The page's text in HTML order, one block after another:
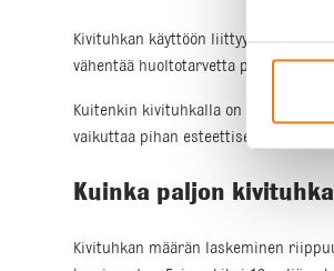
Kivituhkan käyttöön liittyy useita
vähentää huoltotarvetta pitkällä
Kuitenkin kivituhkalla on myös
vaikuttaa pihan esteettiseen
Kuinka paljon
Kivituhkan määrän laskeminen